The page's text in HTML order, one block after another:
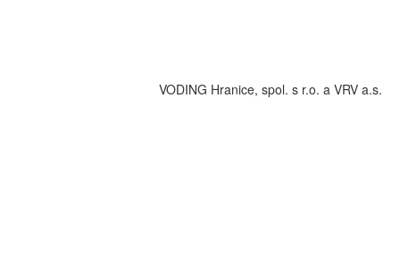
VODING Hranice, spol. s r.o. a VRV a.s.